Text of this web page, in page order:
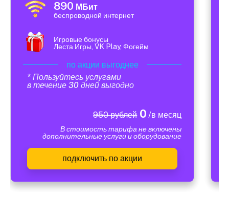
890 МБит
беспроводной интернет
Игровые бонусы
Леста Игры, VK Play, Фогейм
по акции выгоднее
* Пользуйтесь услугами
в течение 30 дней выгодно
950 рублей0 /в месяц
В стоимость тарифа не включены
дополнительные услуги и оборудование
подключить по акции